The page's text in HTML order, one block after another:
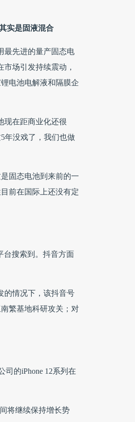
实是固液混合
最先进的量产固态电
场引发持续震动，
电池电解液和隔膜企
现在距商业化还很
年没戏了，我们也做
固态电池到来前的一
前在国际上还没有定
台搜索到。抖音方面
的情况下，该抖音号
繁基地科研攻关；对
司的iPhone 12系列在
将继续保持增长势